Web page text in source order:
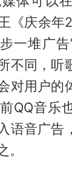
《庆余年
一堆广
不同，听
对用户的
QQ音乐
语音广告
。